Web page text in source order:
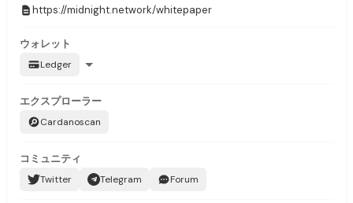
https://midnight.network/whitepaper
ウォレット
Ledger
エクスプローラー
Cardanoscan
コミュニティ
Twitter Telegram Forum